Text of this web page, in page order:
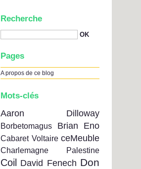
Recherche
Pages
A propos de ce blog
Mots-clés
Aaron Dilloway
Borbetomagus Brian Eno
Cabaret Voltaire ceMeuble
Charlemagne Palestine
Coil David Fenech Don